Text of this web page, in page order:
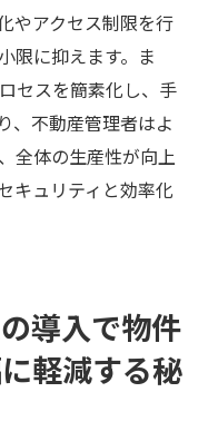
やアクセス制限を行
限に抑えます。ま
セスを簡素化し、手
、不動産管理者はよ
全体の生産性が向上
キュリティと効率化
導入で物件
軽減する秘